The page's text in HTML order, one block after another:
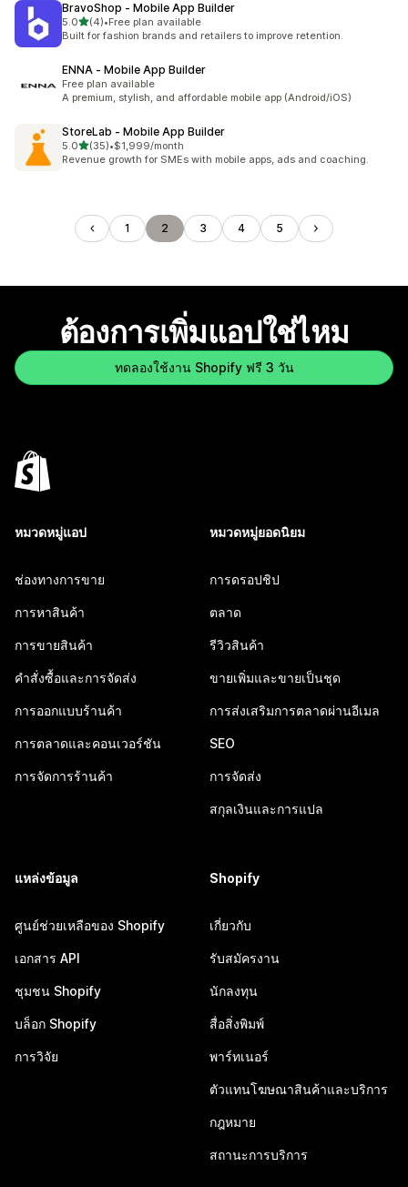
BravoShop ‑ Mobile App Builder
5.0เต็ม 5 ดาว
(4)
ทั้งหมด 4 รีวิว
•Free plan available
Built for fashion brands and retailers to improve retention.
ENNA ‑ Mobile App Builder
Free plan available
A premium, stylish, and affordable mobile app (Android/iOS)
StoreLab ‑ Mobile App Builder
5.0เต็ม 5 ดาว
(35)
ทั้งหมด 35 รีวิว
•$1,999/month
Revenue growth for SMEs with mobile apps, ads and coaching.
1 2 3 4 5
ต้องการเพิ่มแอปใช่ไหม
ทดลองใช้งาน Shopify ฟรี 3 วัน
หมวดหมู่แอป
ช่องทางการขาย
การหาสินค้า
การขายสินค้า
คำสั่งซื้อและการจัดส่ง
การออกแบบร้านค้า
การตลาดและคอนเวอร์ชัน
การจัดการร้านค้า
หมวดหมู่ยอดนิยม
การดรอปชิป
ตลาด
รีวิวสินค้า
ขายเพิ่มและขายเป็นชุด
การส่งเสริมการตลาดผ่านอีเมล
SEO
การจัดส่ง
สกุลเงินและการแปล
แหล่งข้อมูล
ศูนย์ช่วยเหลือของ Shopify
เอกสาร API
ชุมชน Shopify
บล็อก Shopify
การวิจัย
Shopify
เกี่ยวกับ
รับสมัครงาน
นักลงทุน
สื่อสิ่งพิมพ์
พาร์ทเนอร์
ตัวแทนโฆษณาสินค้าและบริการ
กฎหมาย
สถานะการบริการ